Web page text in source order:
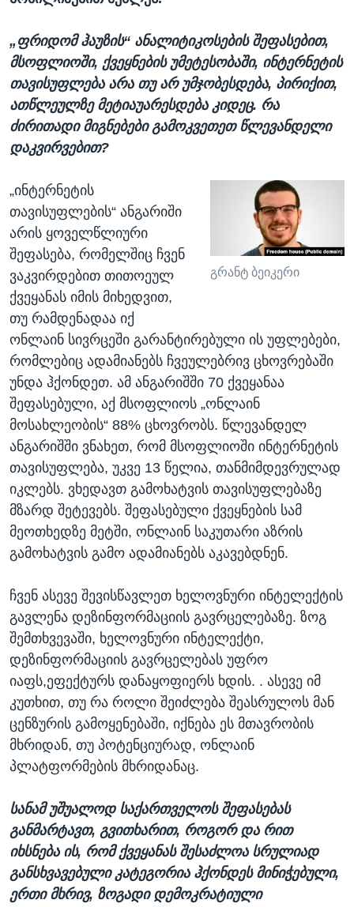
„ფრიდომ ჰაუზის“ ანალიტიკოსების შეფასებით,
მსოფლიოში, ქვეყნების უმეტესობაში, ინტერნეტის
თავისუფლება არა თუ არ უმჯობესდება, პირიქით,
ათწლეულზე მეტიაუარესდება კიდეც. რა
ძირითადი მიგნებები გამოკვეთეთ წლევანდელი
დაკვირვებით?
გრანტ ბეიკერი
„ინტერნეტის
თავისუფლების“ ანგარიში
არის ყოველწლიური
შეფასება, რომელშიც ჩვენ
ვაკვირდებით თითოეულ
ქვეყანას იმის მიხედვით,
თუ რამდენადაა იქ
ონლაინ სივრცეში გარანტირებული ის უფლებები,
რომლებიც ადამიანებს ჩვეულებრივ ცხოვრებაში
უნდა ჰქონდეთ. ამ ანგარიშში 70 ქვეყანაა
შეფასებული, აქ მსოფლიოს „ონლაინ
მოსახლეობის“ 88% ცხოვრობს. წლევანდელ
ანგარიშში ვნახეთ, რომ მსოფლიოში ინტერნეტის
თავისუფლება, უკვე 13 წელია, თანმიმდევრულად
იკლებს. ვხედავთ გამოხატვის თავისუფლებაზე
მზარდ შეტევებს. შეფასებული ქვეყნების სამ
მეოთხედზე მეტში, ონლაინ საკუთარი აზრის
გამოხატვის გამო ადამიანებს აკავებდნენ.
ჩვენ ასევე შევისწავლეთ ხელოვნური ინტელექტის
გავლენა დეზინფორმაციის გავრცელებაზე. ზოგ
შემთხვევაში, ხელოვნური ინტელექტი,
დეზინფორმაციის გავრცელებას უფრო
იაფს,ეფექტურს დანაყოფიერს ხდის. . ასევე იმ
კუთხით, თუ რა როლი შეიძლება შეასრულოს მან
ცენზურის გამოყენებაში, იქნება ეს მთავრობის
მხრიდან, თუ პოტენციურად, ონლაინ
პლატფორმების მხრიდანაც.
სანამ უშუალოდ საქართველოს შეფასებას
განმარტავთ, გვითხარით, როგორ და რით
იხსნება ის, რომ ქვეყანას შესაძლოა სრულიად
განსხვავებული კატეგორია ჰქონდეს მინიჭებული,
ერთი მხრივ, ზოგადი დემოკრატიული